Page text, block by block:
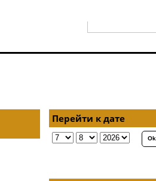
Перейти к дате